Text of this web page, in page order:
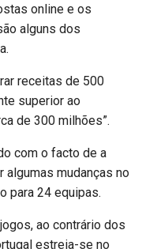
online e os
alguns dos
receitas de 500
superior ao
de 300 milhões”.
com o facto de a
algumas mudanças no
para 24 equipas.
ao contrário dos
estreia-se no